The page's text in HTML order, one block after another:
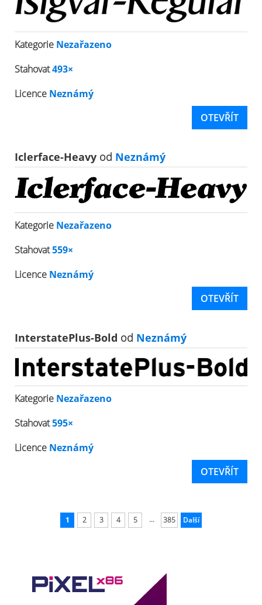
Kategorie Nezařazeno
Stahovat493×
Licence Neznámý
OTEVŘÍT
Iclerface-Heavy od Neznámý
Kategorie Nezařazeno
Stahovat559×
Licence Neznámý
OTEVŘÍT
InterstatePlus-Bold od Neznámý
Kategorie Nezařazeno
Stahovat595×
Licence Neznámý
OTEVŘÍT
1 2 3 4 5 ... 385 Další